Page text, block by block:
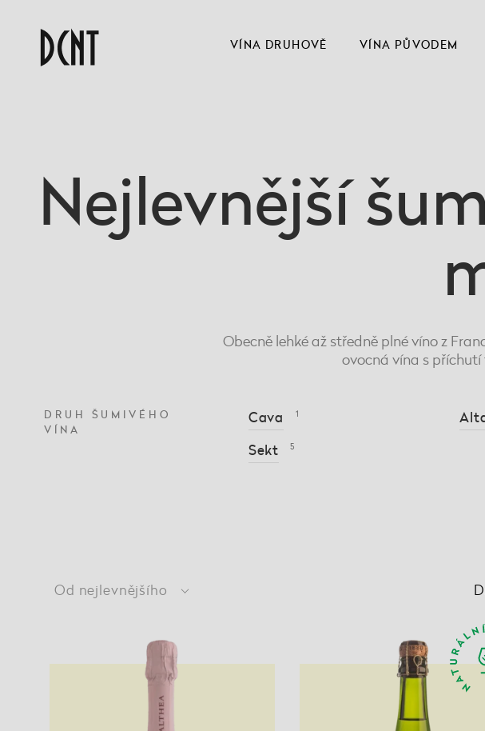
VÍNA DRUHOVĚ VÍNA PŮVODEM
Nejlevnější
Obecně lehké až středně plné víno z
ovocná vína s
DRUH ŠUMIVÉHO
VÍNA
Cava 1
Sekt 5
Od nejlevnějšího